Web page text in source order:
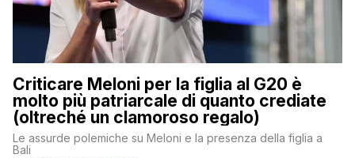
Criticare Meloni per la figlia al G20 è
molto più patriarcale di quanto crediate
(oltreché un clamoroso regalo)
Le assurde polemiche su Meloni e la presenza della figlia a
Bali